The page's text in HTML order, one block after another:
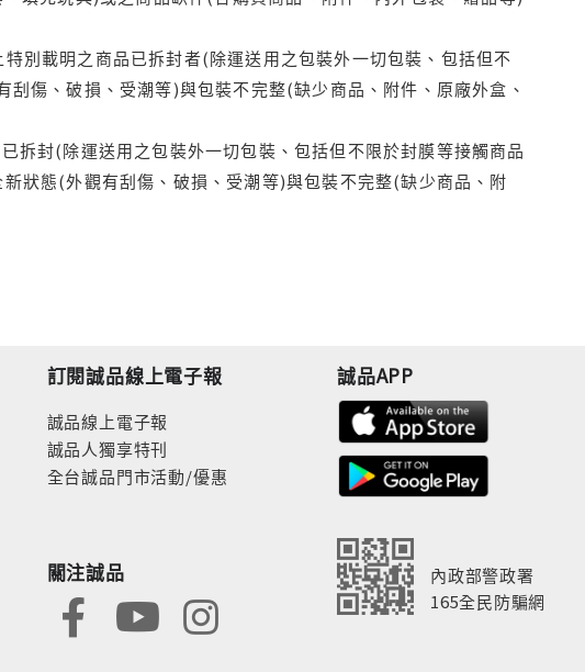
別載明之商品已拆封者(除運送用之包裝外一切包裝、包括但不
傷、破損、受潮等)與包裝不完整(缺少商品、附件、原廠外盒、
拆封(除運送用之包裝外一切包裝、包括但不限於封膜等接觸商品
狀態(外觀有刮傷、破損、受潮等)與包裝不完整(缺少商品、附
訂閱誠品線上電子報
誠品線上電子報
誠品人獨享特刊
全台誠品門市活動/優惠
關注誠品
誠品APP
內政部警政署
165全民防騙網